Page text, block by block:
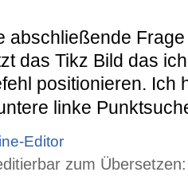
abschließende
das Tikz Bild das
positionieren. Ich
linke
Editor
zum Übersetzen: